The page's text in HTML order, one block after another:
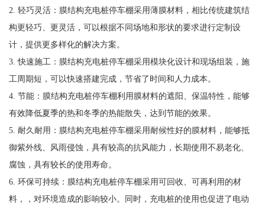
2. 轻巧灵活：膜结构充电桩停车棚采用薄膜材料，相比传统建筑结
构更轻巧、更灵活，可以根据不同场地和形状的要求进行定制设
计，提供更多样化的解决方案。
3. 快速施工：膜结构充电桩停车棚采用模块化设计和现场组装，施
工周期短，可以快速搭建完成，节省了时间和人力成本。
4. 节能：膜结构充电桩停车棚利用膜材料的遮阳、保温特性，能够
有效降低夏季的热和冬季的热能散失，达到节能的效果。
5. 耐久耐用：膜结构充电桩停车棚采用耐候性好的膜材料，能够抵
御紫外线、风雨侵蚀，具有较高的抗风能力，长期使用不易老化、
腐蚀，具有较长的使用寿命。
6. 环保可持续：膜结构充电桩停车棚采用可回收、可再利用的材
料，，对环境造成的影响较小。同时，充电桩的使用也促进了电动